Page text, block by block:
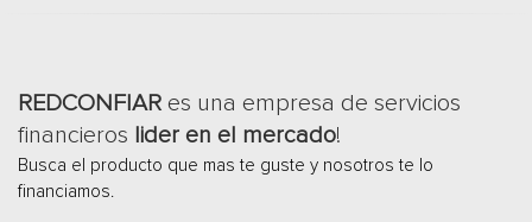
REDCONFIAR es una empresa de servicios
financieros lider en el mercado!
Busca el producto que mas te guste y nosotros te lo
financiamos.